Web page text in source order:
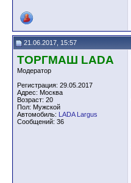
21.06.2017, 15:57
ТОРГМАШ LADA
Модератор
Регистрация: 29.05.2017
Адрес: Москва
Возраст: 20
Пол: Мужской
Автомобиль: LADA Largus
Сообщений: 36